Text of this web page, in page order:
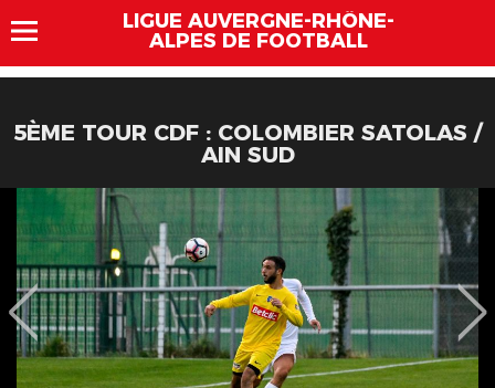
LIGUE AUVERGNE-RHÔNE-
ALPES DE FOOTBALL
5ÈME TOUR CDF : COLOMBIER SATOLAS /
AIN SUD